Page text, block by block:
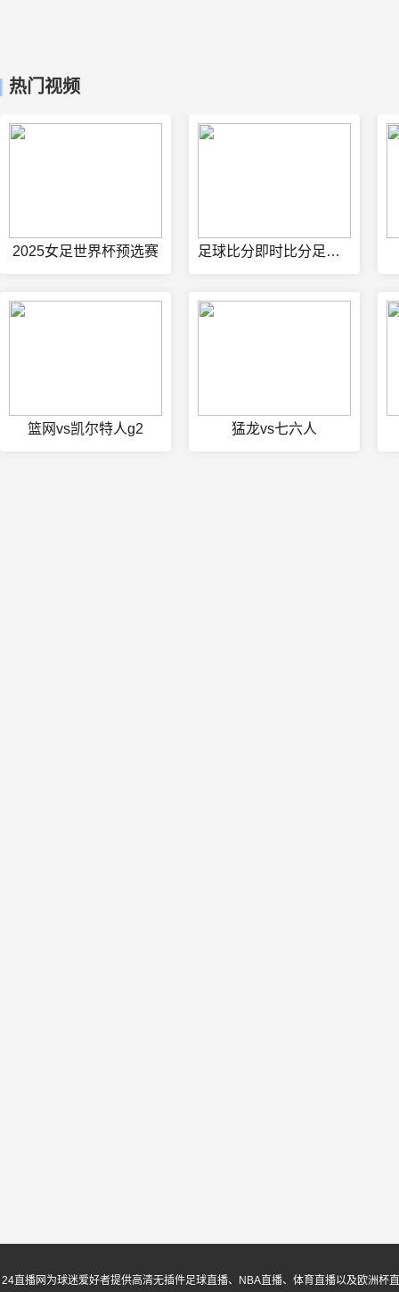
热门视频
2025女足世界杯预选赛 足球比分即时比分足球即时比分
篮网vs凯尔特人g2 猛龙vs七六人
24直播网为球迷爱好者提供高清无插件足球直播、NBA直播、体育直播以及欧洲